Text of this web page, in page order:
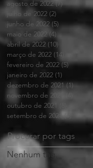
agosto de 2022 (7)7 posts
julho de 2022 (2)
junho de 2022 (5) 5 posts
maio de 2022 (4) 4 posts
abril de 2022 (10)
março de 2022 (14)
fevereiro de 2022 (5)5 posts
janeiro de 2022 (1)
dezembro de 2021 (1)1 post
novembro de 2021
outubro de 2021
setembro de 2021 (4)
Procurar por tags
Nenhum tag.